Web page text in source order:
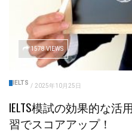
1578 VIEWS
IELTS / 2025年10月25日
IELTS模試の効果的な
習でスコアアップ！